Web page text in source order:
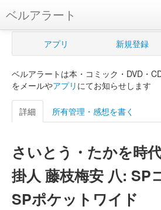
ベルアラート
ベルアラートとは
新規登録
ログイン
購入管理
Myシェルフ
プレミアム
アプリ 新規登録
ベルアラートは本・コミック・DVD・
をメールやアプリ にてお知らせします
詳細 所有管理・感想を書く
さいとう・たかを時
掛人 藤枝梅安 八: SP
SPポケットワイド